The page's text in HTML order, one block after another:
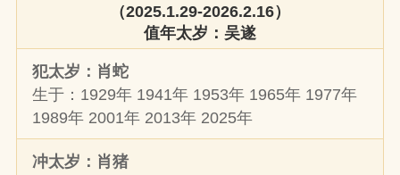
（2025.1.29-2026.2.16）
值年太岁：吴遂
犯太岁：肖蛇
生于：1929年 1941年 1953年 1965年 1977年
1989年 2001年 2013年 2025年
冲太岁：肖猪